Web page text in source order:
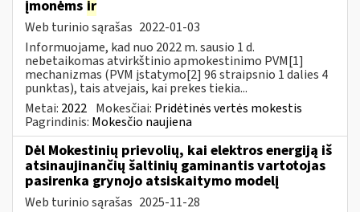
įmonėms ir
Web turinio sąrašas 2022-01-03
Informuojame, kad nuo 2022 m. sausio 1 d.
nebetaikomas atvirkštinio apmokestinimo PVM[1]
mechanizmas (PVM įstatymo[2] 96 straipsnio 1 dalies 4
punktas), tais atvejais, kai prekes tiekia...
Metai: 2022 Mokesčiai: Pridėtinės vertės mokestis
Pagrindinis: Mokesčio naujiena
Dėl Mokestinių prievolių, kai elektros energiją iš
atsinaujinančių šaltinių gaminantis vartotojas
pasirenka grynojo atsiskaitymo modelį
Web turinio sąrašas 2025-11-28